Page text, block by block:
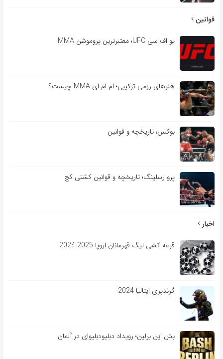
قوانین
یو اف سی UFC؛ معتبرترین پروموشن MMA
هنرهای رزمی ترکیبی؛ ام ام ای MMA چیست؟
بوکس؛ تاریخچه و قوانین
پرو رسلینگ؛ تاریخچه و قوانین کشتی کچ
اخبار
قرعه کشی لیگ قهرمانان اروپا 2025-2024
گرندپری ایتالیا 2024
بش این برلین؛ رویداد دبلیودبلیوای در آلمان